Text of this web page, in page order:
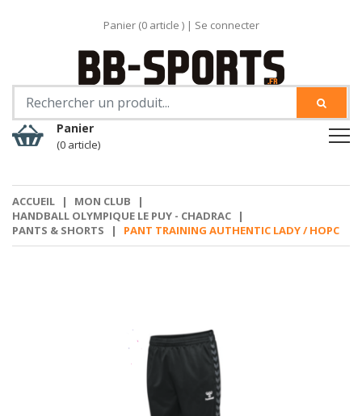
Panier (0article ) | Se connecter
Panier
(0 article)
ACCUEIL | MON CLUB
|
HANDBALL OLYMPIQUE LE PUY - CHADRAC
|
PANTS & SHORTS
| PANT TRAINING AUTHENTIC LADY / HOPC